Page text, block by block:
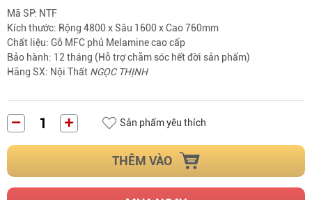
Mã SP: NTF
Kích thước: Rộng 4800 x Sâu 1600 x Cao 760mm
Chất liệu: Gỗ MFC phủ Melamine cao cấp
Bảo hành: 12 tháng (Hỗ trợ chăm sóc hết đời sản phẩm)
Hãng SX: Nội Thất NGỌC THỊNH
Sản phẩm yêu thích
THÊM VÀO